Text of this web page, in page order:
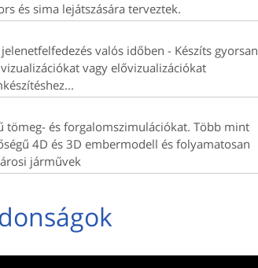
és sima lejátszására terveztek.
valós időben - Készíts gyorsan
vagy elővizualizációkat
tömeg- és forgalomszimulációkat. Több mint
4D és 3D embermodell és folyamatosan
járművek